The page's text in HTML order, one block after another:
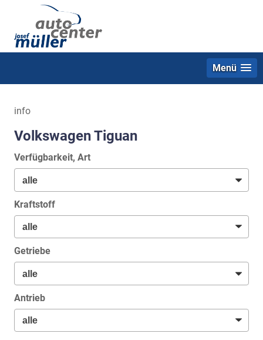
Menü
info
Volkswagen Tiguan
Verfügbarkeit, Art
Kraftstoff
Getriebe
Antrieb